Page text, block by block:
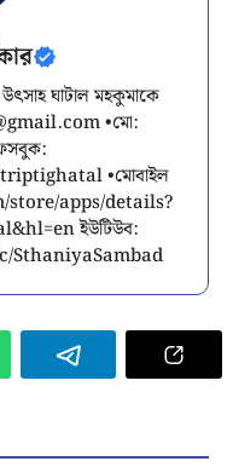
ঘাটাল মহকুমাকে
•মো:
•মোবাইল
store/apps/details?
ইউটিউব:
SthaniyaSambad